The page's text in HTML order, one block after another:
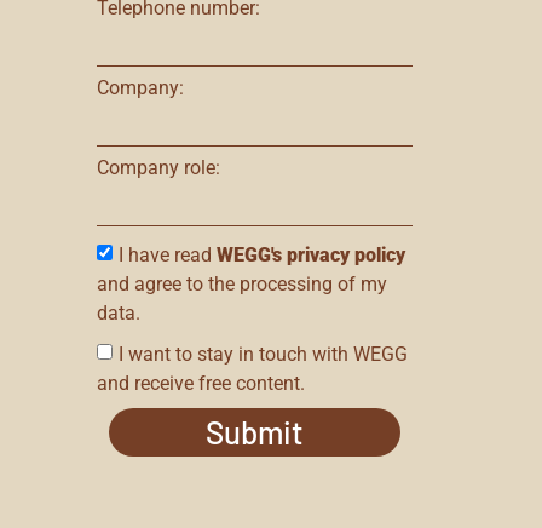
Telephone number:
Company:
Company role:
I have read WEGG's privacy policy
and agree to the processing of my
data.
I want to stay in touch with WEGG
and receive free content.
Submit